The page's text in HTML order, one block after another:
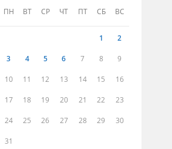
ПН ВТ СР ЧТ ПТ СБ ВС
1 2
3 4 5 6 7 8 9
10 11 12 13 14 15 16
17 18 19 20 21 22 23
24 25 26 27 28 29 30
31